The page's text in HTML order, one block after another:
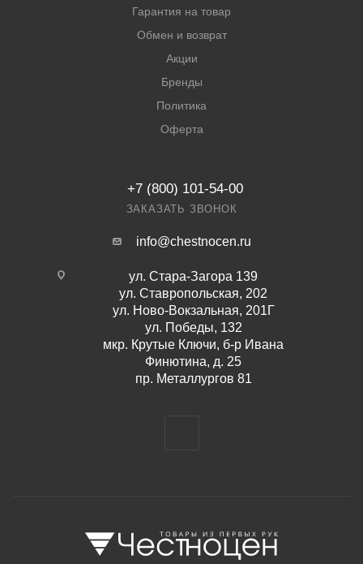
Гарантия на товар
Обмен и возврат
Акции
Бренды
Политика
Оферта
+7 (800) 101-54-00
ЗАКАЗАТЬ ЗВОНОК
info@chestnocen.ru
ул. Стара-Загора 139
ул. Ставропольская, 202
ул. Ново-Вокзальная, 201Г
ул. Победы, 132
мкр. Крутые Ключи, б-р Ивана
Финютина, д. 25
пр. Металлургов 81